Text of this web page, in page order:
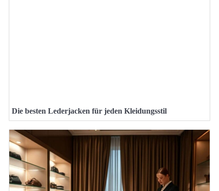
Die besten Lederjacken für jeden Kleidungsstil